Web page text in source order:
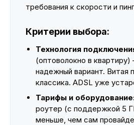
требования к скорости и
Критерии выбора:
Технология
(оптоволокно в
надежный вариант. Витая
классика. ADSL уже
Тарифы и
роутер (с поддержкой 5
меньше, чем сам